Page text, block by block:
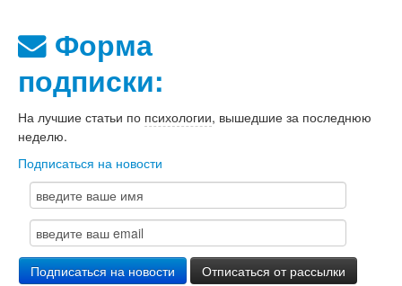
Форма
подписки:
На лучшие статьи по психологии, вышедшие за последнюю
неделю.
Подписаться на новости